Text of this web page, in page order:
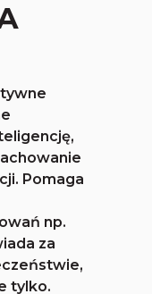
Pomaga
np.
za
tylko.